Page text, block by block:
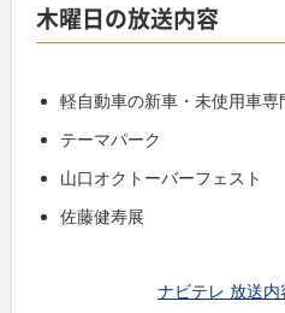
木曜日の放送内容
軽自動車の新車・未使用車専
テーマパーク
山口オクトーバーフェスト
佐藤健寿展
ナビテレ 放送内